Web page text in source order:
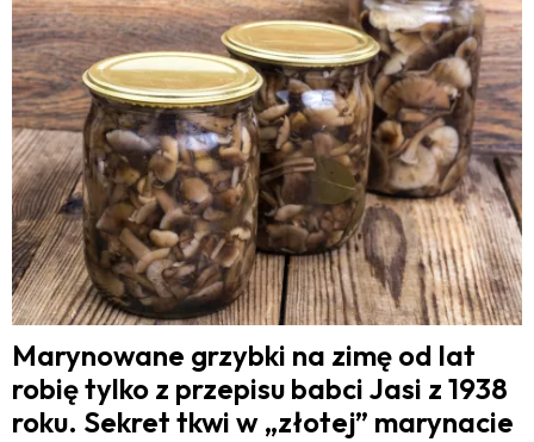
Marynowane grzybki na zimę od lat
robię tylko z przepisu babci Jasi z 1938
roku. Sekret tkwi w „złotej” marynacie